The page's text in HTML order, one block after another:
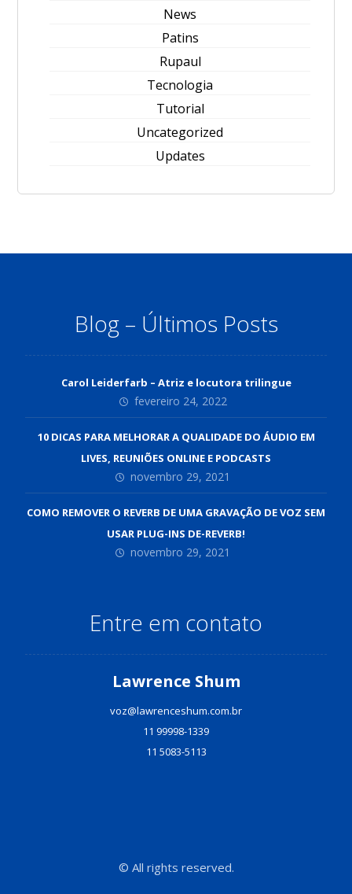
News
Patins
Rupaul
Tecnologia
Tutorial
Uncategorized
Updates
Blog – Últimos Posts
Carol Leiderfarb – Atriz e locutora trilingue
fevereiro 24, 2022
10 DICAS PARA MELHORAR A QUALIDADE DO ÁUDIO EM
LIVES, REUNIÕES ONLINE E PODCASTS
novembro 29, 2021
COMO REMOVER O REVERB DE UMA GRAVAÇÃO DE VOZ SEM
USAR PLUG-INS DE-REVERB!
novembro 29, 2021
Entre em contato
Lawrence Shum
voz@lawrenceshum.com.br
11 99998-1339
11 5083-5113
© All rights reserved.